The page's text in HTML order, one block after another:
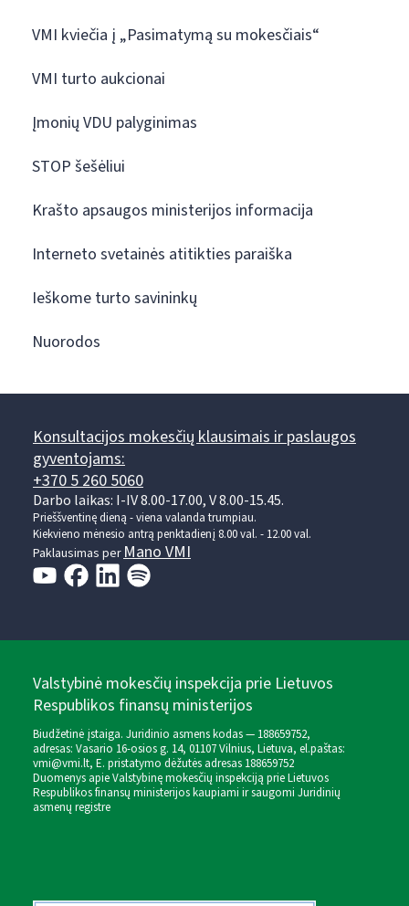
VMI kviečia į „Pasimatymą su mokesčiais“
VMI turto aukcionai
Įmonių VDU palyginimas
STOP šešėliui
Krašto apsaugos ministerijos informacija
Interneto svetainės atitikties paraiška
Ieškome turto savininkų
Nuorodos
Konsultacijos mokesčių klausimais ir paslaugos
gyventojams:
+370 5 260 5060
Darbo laikas: I-IV 8.00-17.00, V 8.00-15.45.
Prieššventinę dieną - viena valanda trumpiau.
Kiekvieno mėnesio antrą penktadienį 8.00 val. - 12.00 val.
Paklausimas perMano VMI
Valstybinė mokesčių inspekcija prie Lietuvos
Respublikos finansų ministerijos
Biudžetinė įstaiga. Juridinio asmens kodas — 188659752,
adresas: Vasario 16-osios g. 14, 01107 Vilnius, Lietuva, el.paštas:
vmi@vmi.lt, E. pristatymo dėžutės adresas 188659752
Duomenys apie Valstybinę mokesčių inspekciją prie Lietuvos
Respublikos finansų ministerijos kaupiami ir saugomi Juridinių
asmenų registre